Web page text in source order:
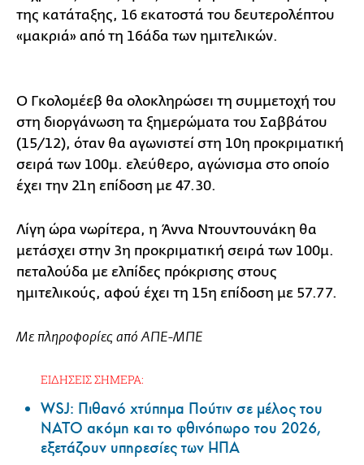
της κατάταξης, 16 εκατοστά του δευτερολέπτου
«μακριά» από τη 16άδα των ημιτελικών.
Ο Γκολομέεβ θα ολοκληρώσει τη συμμετοχή του
στη διοργάνωση τα ξημερώματα του Σαββάτου
(15/12), όταν θα αγωνιστεί στη 10η προκριματική
σειρά των 100μ. ελεύθερο, αγώνισμα στο οποίο
έχει την 21η επίδοση με 47.30.
Λίγη ώρα νωρίτερα, η Άννα Ντουντουνάκη θα
μετάσχει στην 3η προκριματική σειρά των 100μ.
πεταλούδα με ελπίδες πρόκρισης στους
ημιτελικούς, αφού έχει τη 15η επίδοση με 57.77.
Με πληροφορίες από ΑΠΕ-ΜΠΕ
ΕΙΔΗΣΕΙΣ ΣΗΜΕΡΑ:
WSJ: Πιθανό χτύπημα Πούτιν σε μέλος του
ΝΑΤΟ ακόμη και το φθινόπωρο του 2026,
εξετάζουν υπηρεσίες των ΗΠΑ